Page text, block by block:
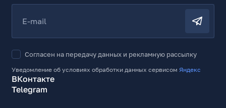
E-mail
Согласен на передачу данных и рекламную рассылку
Уведомление об условиях обработки данных сервисом Яндекс
ВКонтакте
Telegram